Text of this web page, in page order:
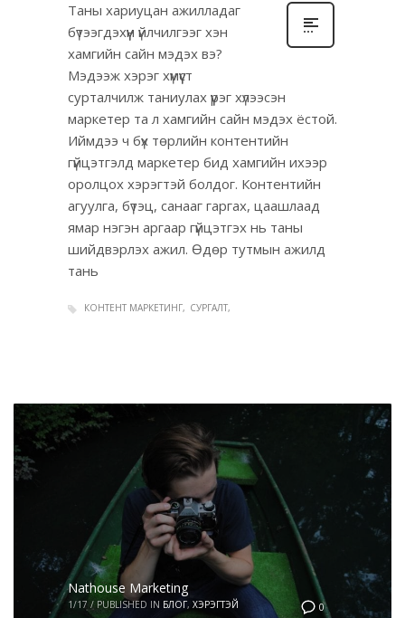
Таны хариуцан ажилладаг
бүтээгдэхүүн үйлчилгээг хэн
хамгийн сайн мэдэх вэ?
Мэдээж хэрэг хүмүүст
сурталчилж таниулах үүрэг хүлээсэн
маркетер та л хамгийн сайн мэдэх ёстой.
Иймдээ ч бүх төрлийн контентийн
гүйцэтгэлд маркетер бид хамгийн ихээр
оролцох хэрэгтэй болдог. Контентийн
агуулга, бүтэц, санааг гаргах, цаашлаад
ямар нэгэн аргаар гүйцэтгэх нь таны
шийдвэрлэх ажил. Өдөр тутмын ажилд
тань
КОНТЕНТ МАРКЕТИНГ СУРГАЛТ
0
Nathouse Marketing
1/17 / PUBLISHED IN БЛОГ, ХЭРЭГТЭЙ